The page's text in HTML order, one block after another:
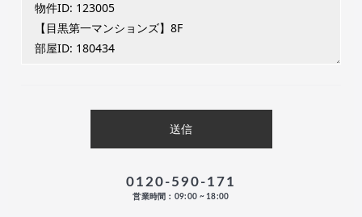
0120-590-171
営業時間：09:00 ~ 18:00